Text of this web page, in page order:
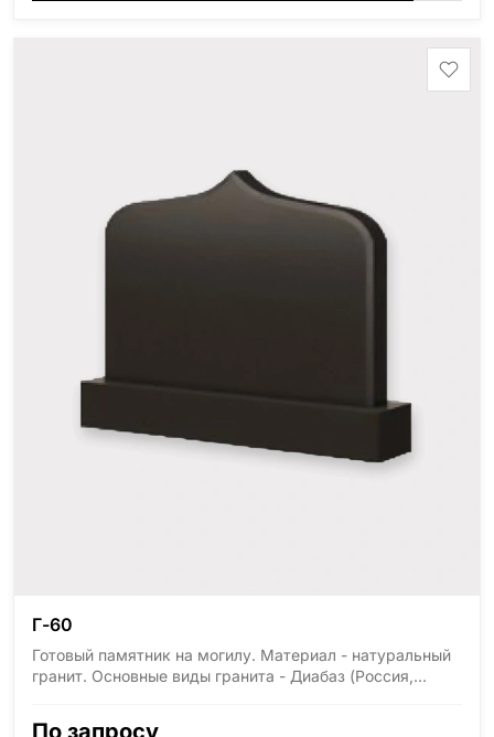
минимальные стандартные размеры: Размер стелы:
Г-60
Готовый памятник на могилу. Материал - натуральный
гранит. Основные виды гранита - Диабаз (Россия,
По запросу